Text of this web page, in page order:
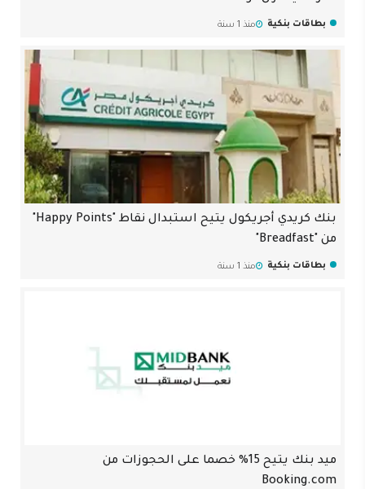
بطاقات بنكية منذ 1 سنة
من "Breadfast"
بطاقات بنكية منذ 1 سنة
ميد بنك يتيح 15% خصما على الحجوزات من
Booking.com